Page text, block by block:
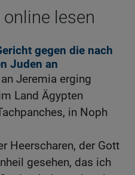
lesen
gegen die nach
Juden an
Jeremia erging
Land Ägypten
in Noph
Heerscharen, der Gott
gesehen, das ich